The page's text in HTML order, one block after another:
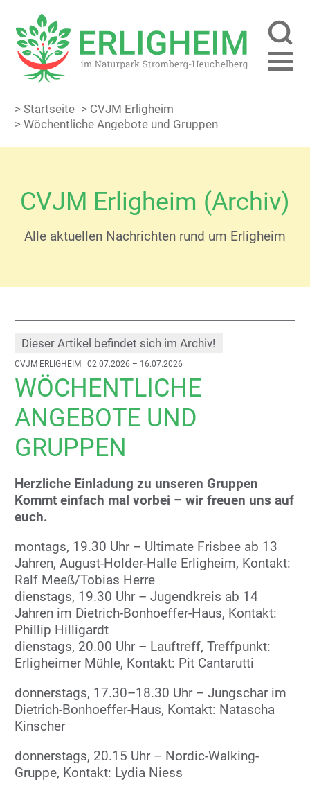
> Startseite > CVJM Erligheim
> Wöchentliche Angebote und Gruppen
CVJM Erligheim (Archiv)
Alle aktuellen Nachrichten rund um Erligheim
Dieser Artikel befindet sich im Archiv!
CVJM ERLIGHEIM | 02.07.2026 – 16.07.2026
WÖCHENTLICHE
ANGEBOTE UND
GRUPPEN
Herzliche Einladung zu unseren Gruppen
Kommt einfach mal vorbei – wir freuen uns auf
euch.
montags, 19.30 Uhr – Ultimate Frisbee ab 13
Jahren, August-Holder-Halle Erligheim, Kontakt:
Ralf Meeß/Tobias Herre
dienstags, 19.30 Uhr – Jugendkreis ab 14
Jahren im Dietrich-Bonhoeffer-Haus, Kontakt:
Phillip Hilligardt
dienstags, 20.00 Uhr – Lauftreff, Treffpunkt:
Erligheimer Mühle, Kontakt: Pit Cantarutti
donnerstags, 17.30–18.30 Uhr – Jungschar im
Dietrich-Bonhoeffer-Haus, Kontakt: Natascha
Kinscher
donnerstags, 20.15 Uhr – Nordic-Walking-
Gruppe, Kontakt: Lydia Niess